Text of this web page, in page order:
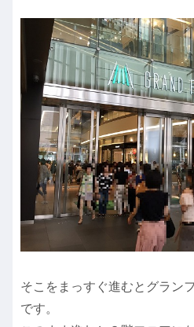
そこをまっすぐ進むとグラン
です。